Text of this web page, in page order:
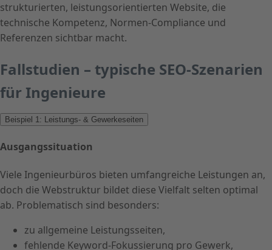
strukturierten, leistungsorientierten Website, die
technische Kompetenz, Normen-Compliance und
Referenzen sichtbar macht.
Fallstudien – typische SEO-Szenarien
für Ingenieure
Beispiel 1: Leistungs- & Gewerkeseiten
Ausgangssituation
Viele Ingenieurbüros bieten umfangreiche Leistungen an,
doch die Webstruktur bildet diese Vielfalt selten optimal
ab. Problematisch sind besonders:
zu allgemeine Leistungsseiten,
fehlende Keyword-Fokussierung pro Gewerk,